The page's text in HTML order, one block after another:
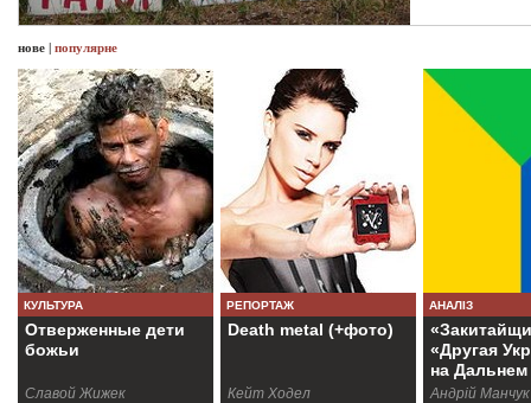
нове | популярне
КУЛЬТУРА
Отверженные дети
божьи
Славой Жижек
РЕПОРТАЖ
Death metal (+фото)
Кейт Ходел
АНАЛІЗ
«Другая
на Дальнем
Востоке
Андрій Манчук